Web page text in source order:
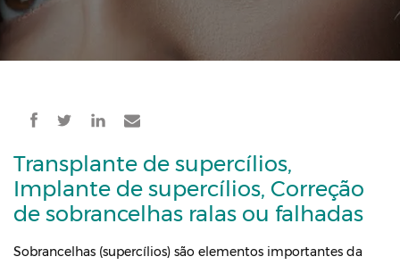
Transplante de supercílios,
Implante de supercílios, Correção
de sobrancelhas ralas ou falhadas
Sobrancelhas (supercílios) são elementos importantes da